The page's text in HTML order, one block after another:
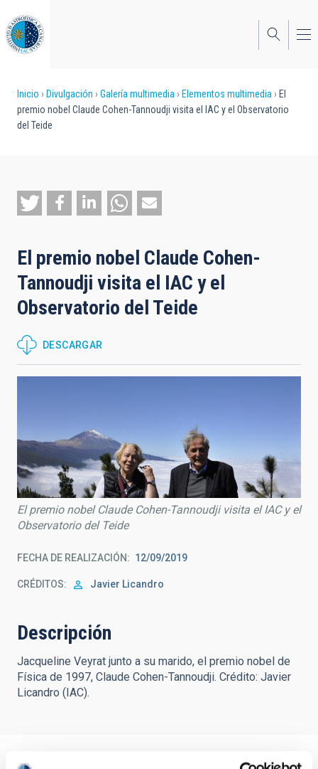
al
contenido
principal
Sobrescribir
enlaces
a
la
navegación
Inicio Divulgación Galería multimedia Elementos multimedia
El
premio nobel Claude Cohen-Tannoudji visita el IAC y el Observatorio
del Teide
El premio nobel Claude Cohen-
Tannoudji visita el IAC y el
Observatorio del Teide
DESCARGAR
El premio nobel Claude Cohen-Tannoudji visita el IAC y el
Observatorio del Teide
FECHA DE REALIZACIÓN 12/09/2019
CRÉDITOS Javier Licandro
Descripción
Jacqueline Veyrat junto a su marido, el premio nobel de
Física de 1997, Claude Cohen-Tannoudji. Crédito: Javier
Licandro (IAC).